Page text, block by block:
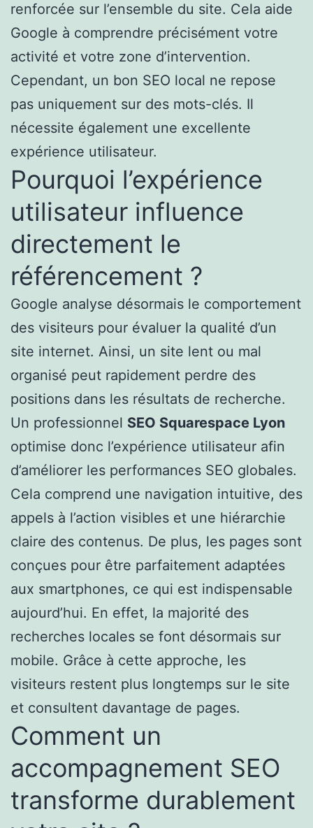
renforcée sur l’ensemble du site. Cela aide
Google à comprendre précisément votre
activité et votre zone d’intervention.
Cependant, un bon SEO local ne repose
pas uniquement sur des mots-clés. Il
nécessite également une excellente
expérience utilisateur.
Pourquoi l’expérience
utilisateur influence
directement le
référencement ?
Google analyse désormais le comportement
des visiteurs pour évaluer la qualité d’un
site internet. Ainsi, un site lent ou mal
organisé peut rapidement perdre des
positions dans les résultats de recherche.
Un professionnel SEO Squarespace Lyon
optimise donc l’expérience utilisateur afin
d’améliorer les performances SEO globales.
Cela comprend une navigation intuitive, des
appels à l’action visibles et une hiérarchie
claire des contenus. De plus, les pages sont
conçues pour être parfaitement adaptées
aux smartphones, ce qui est indispensable
aujourd’hui. En effet, la majorité des
recherches locales se font désormais sur
mobile. Grâce à cette approche, les
visiteurs restent plus longtemps sur le site
et consultent davantage de pages.
Comment un
accompagnement SEO
transforme durablement